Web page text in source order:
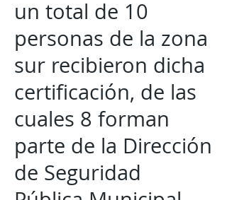
un total de 10
personas de la zona
sur recibieron dicha
certificación, de las
cuales 8 forman
parte de la Dirección
de Seguridad